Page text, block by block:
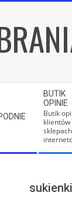
BUTIK
OPINIE
Butik
klientów
sklepach